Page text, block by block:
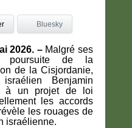
Bluesky
2026. –Malgré ses
poursuite de la
de la Cisjordanie,
Benjamin
à un projet de loi
les accords
les rouages ​​de
israélienne.